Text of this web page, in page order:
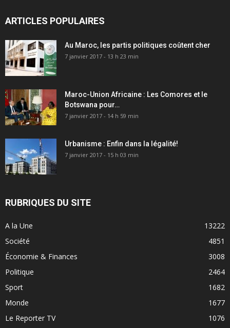
ARTICLES POPULAIRES
Au Maroc, les partis politiques coûtent cher
7 janvier 2017 - 13 h 23 min
Maroc-Union Africaine : Les Comores et le
Botswana pour…
7 janvier 2017 - 14 h 59 min
Urbanisme : Enfin dans la légalité!
7 janvier 2017 - 15 h 03 min
RUBRIQUES DU SITE
A la Une
13222
Société
4851
Économie & Finances
3008
Politique
2464
Sport
1682
Monde
1677
Le Reporter TV
1076